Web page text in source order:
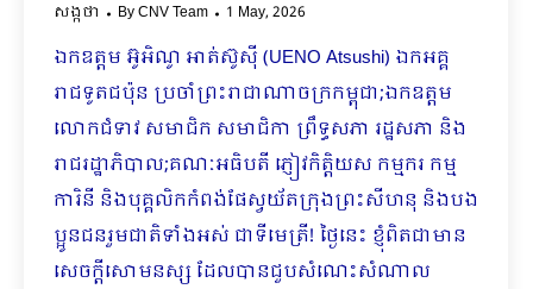
សង្កថា ByCNV Team 1 May, 2026
ឯកឧត្តម អ៊ូអិណូ អាត់ស៊ូស៊ី (UENO Atsushi) ឯកអគ្គ
រាជទូតជប៉ុន ប្រចាំព្រះរាជាណាចក្រកម្ពុជា;ឯកឧត្តម
លោកជំទាវ សមាជិក សមាជិកា ព្រឹទ្ធសភា រដ្ឋសភា និង
រាជរដ្ឋាភិបាល;គណៈអធិបតី ភ្ញៀវកិត្តិយស កម្មករ កម្ម
ការិនី និងបុគ្គលិកកំពង់ផែស្វយ័តក្រុងព្រះសីហនុ និងបង
ប្អូនជនរួមជាតិទាំងអស់ ជាទីមេត្រី! ថ្ងៃនេះ ខ្ញុំពិតជាមាន
សេចក្ដីសោមនស្ស ដែលបានជួបសំណេះសំណាល